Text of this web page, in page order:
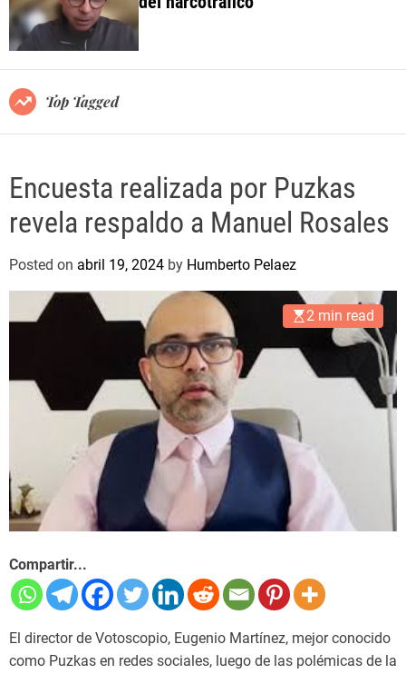
o
e
Top Tagged
Encuesta realizada por Puzkas
revela respaldo a Manuel Rosales
Posted on abril 19, 2024 by Humberto Pelaez
2 min read
Compartir...
El director de Votoscopio, Eugenio Martínez, mejor conocido
como Puzkas en redes sociales, luego de las polémicas de la